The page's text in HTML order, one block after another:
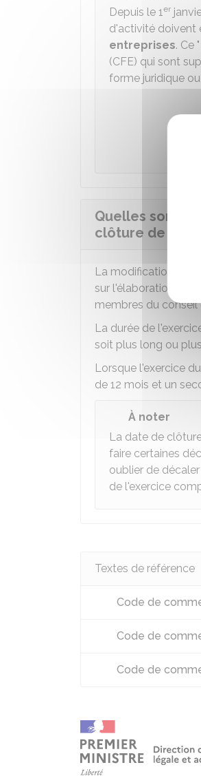
Depuis le 1er
d'activité doivent
entreprises. Ce "
(CFE) qui sont
forme juridique
Quelles sont
clôture de
La modification de
sur l'élaboration des
membres du conseil
La durée de
soit plus long ou
Lorsque l'exercice
de 12 mois et un
À noter
La date de
faire certaines
oublier de
de l'exercice
Textes de référence
Code de
Code de
Code de